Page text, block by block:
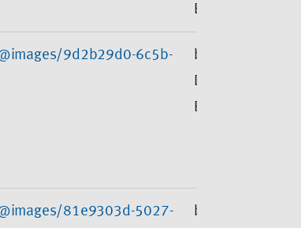
ETEM
9d2b29d0-6c5b-
bgetem.de -
Die BG
ETEM
81e9303d-5027-
bgetem.de -